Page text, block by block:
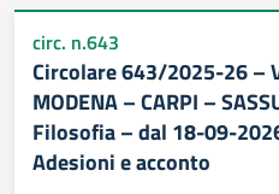
circ. n.643
Circolare 643/2025-26 –
MODENA – CARPI –
Filosofia – dal 18-09-
Adesioni e acconto